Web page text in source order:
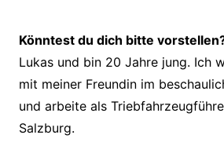
Könntest du dich bitte
Lukas und bin 20 Jahre jung. Ich
mit meiner Freundin im
und arbeite als
Salzburg.